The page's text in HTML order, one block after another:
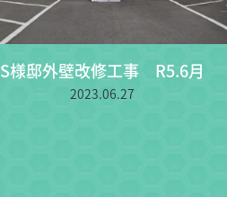
S様邸外壁改修工事 R5.6月
2023.06.27